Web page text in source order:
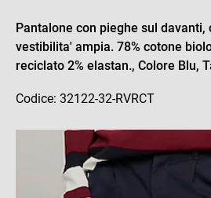
Pantalone con pieghe sul davanti,
vestibilita' ampia. 78% cotone
reciclato 2% elastan., Colore Blu,
Codice: 32122-32-RVRCT